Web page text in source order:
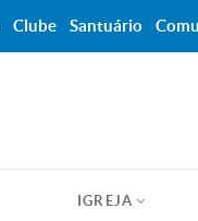
IGREJA
Clube Santuário